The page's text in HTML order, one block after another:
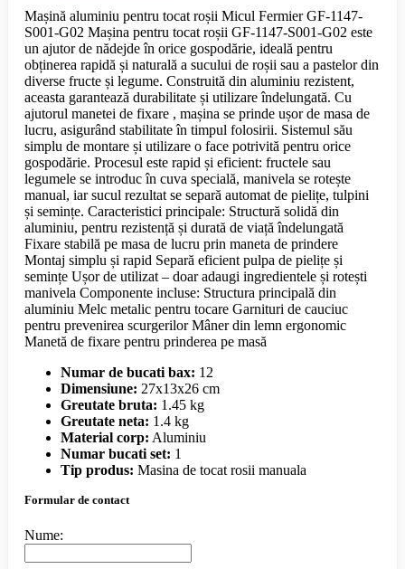
Mașină aluminiu pentru tocat roșii Micul Fermier GF-1147-
S001-G02 Mașina pentru tocat roșii GF-1147-S001-G02 este
un ajutor de nădejde în orice gospodărie, ideală pentru
obținerea rapidă și naturală a sucului de roșii sau a pastelor din
diverse fructe și legume. Construită din aluminiu rezistent,
aceasta garantează durabilitate și utilizare îndelungată. Cu
ajutorul manetei de fixare , mașina se prinde ușor de masa de
lucru, asigurând stabilitate în timpul folosirii. Sistemul său
simplu de montare și utilizare o face potrivită pentru orice
gospodărie. Procesul este rapid și eficient: fructele sau
legumele se introduc în cuva specială, manivela se rotește
manual, iar sucul rezultat se separă automat de pielițe, tulpini
și semințe. Caracteristici principale: Structură solidă din
aluminiu, pentru rezistență și durată de viață îndelungată
Fixare stabilă pe masa de lucru prin maneta de prindere
Montaj simplu și rapid Separă eficient pulpa de pielițe și
semințe Ușor de utilizat – doar adaugi ingredientele și rotești
manivela Componente incluse: Structura principală din
aluminiu Melc metalic pentru tocare Garnituri de cauciuc
pentru prevenirea scurgerilor Mâner din lemn ergonomic
Manetă de fixare pentru prinderea pe masă
Numar de bucati bax: 12
Dimensiune: 27x13x26 cm
Greutate bruta: 1.45 kg
Greutate neta: 1.4 kg
Material corp: Aluminiu
Numar bucati set: 1
Tip produs: Masina de tocat rosii manuala
Formular de contact
Nume: